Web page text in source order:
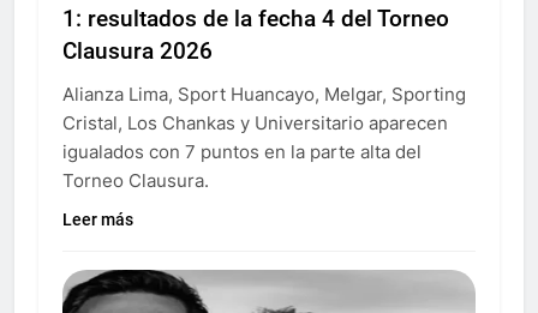
1: resultados de la fecha 4 del Torneo
Clausura 2026
Alianza Lima, Sport Huancayo, Melgar, Sporting
Cristal, Los Chankas y Universitario aparecen
igualados con 7 puntos en la parte alta del
Torneo Clausura.
Leer más